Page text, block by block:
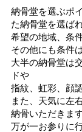
納骨堂を選ぶポ
た納骨堂を選ば
希望の地域、条
その他にも条件
大半の納骨堂は
ドや
指紋、虹彩、顔
また、天気に左
納骨いただきま
万が一お参りに